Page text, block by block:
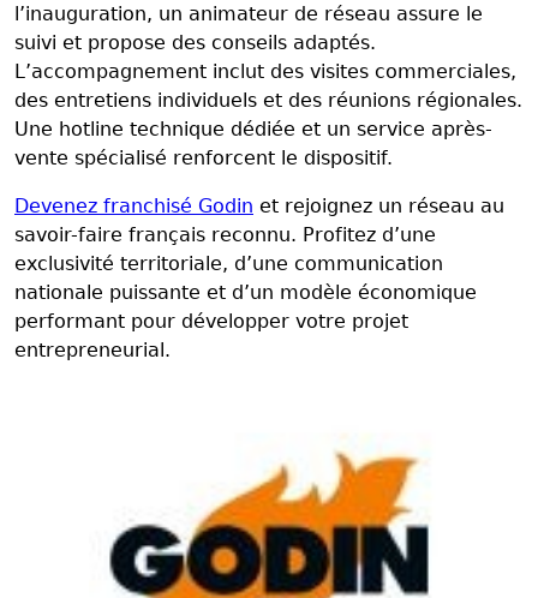
l’inauguration, un animateur de réseau assure le
suivi et propose des conseils adaptés.
L’accompagnement inclut des visites commerciales,
des entretiens individuels et des réunions régionales.
Une hotline technique dédiée et un service après-
vente spécialisé renforcent le dispositif.
Devenez franchisé Godin et rejoignez un réseau au
savoir-faire français reconnu. Profitez d’une
exclusivité territoriale, d’une communication
nationale puissante et d’un modèle économique
performant pour développer votre projet
entrepreneurial.